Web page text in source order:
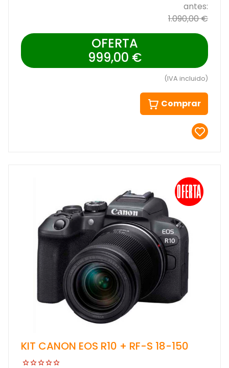
antes:
1.090,00 €
OFERTA
999,00 €
(IVA incluido)
Comprar
KIT CANON EOS R10 + RF-S 18-150